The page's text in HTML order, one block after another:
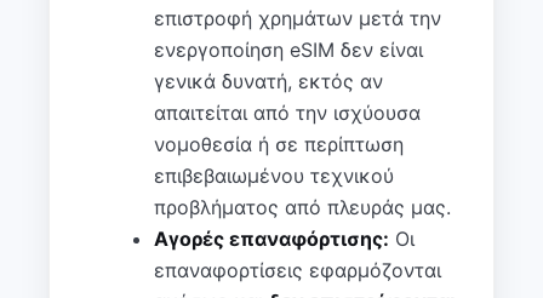
επιστροφή χρημάτων μετά την
ενεργοποίηση eSIM δεν είναι
γενικά δυνατή, εκτός αν
απαιτείται από την ισχύουσα
νομοθεσία ή σε περίπτωση
επιβεβαιωμένου τεχνικού
προβλήματος από πλευράς μας.
Αγορές επαναφόρτισης: Οι
επαναφορτίσεις εφαρμόζονται